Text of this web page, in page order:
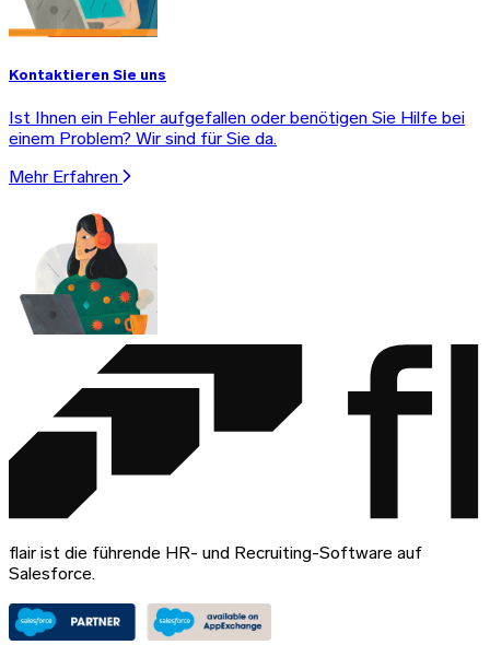
Kontaktieren Sie uns
Ist Ihnen ein Fehler aufgefallen oder benötigen Sie Hilfe bei
einem Problem? Wir sind für Sie da.
Mehr Erfahren
flair ist die führende HR- und Recruiting-Software auf
Salesforce.